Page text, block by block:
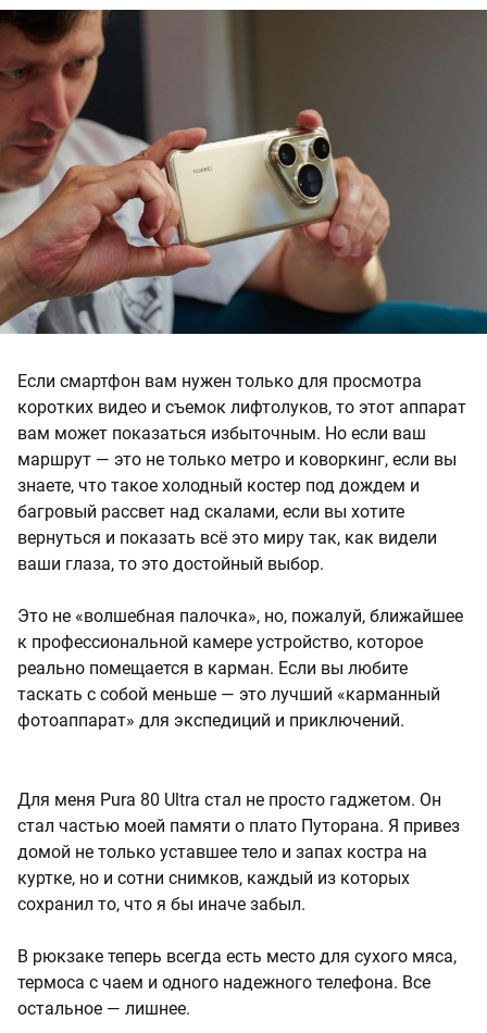
Если смартфон вам нужен только для просмотра
коротких видео и съемок лифтолуков, то этот аппарат
вам может показаться избыточным. Но если ваш
маршрут — это не только метро и коворкинг, если вы
знаете, что такое холодный костер под дождем и
багровый рассвет над скалами, если вы хотите
вернуться и показать всё это миру так, как видели
ваши глаза, то это достойный выбор.
Это не «волшебная палочка», но, пожалуй, ближайшее
к профессиональной камере устройство, которое
реально помещается в карман. Если вы любите
таскать с собой меньше — это лучший «карманный
фотоаппарат» для экспедиций и приключений.
Для меня Pura 80 Ultra стал не просто гаджетом. Он
стал частью моей памяти о плато Путорана. Я привез
домой не только уставшее тело и запах костра на
куртке, но и сотни снимков, каждый из которых
сохранил то, что я бы иначе забыл.
В рюкзаке теперь всегда есть место для сухого мяса,
термоса с чаем и одного надежного телефона. Все
остальное — лишнее.